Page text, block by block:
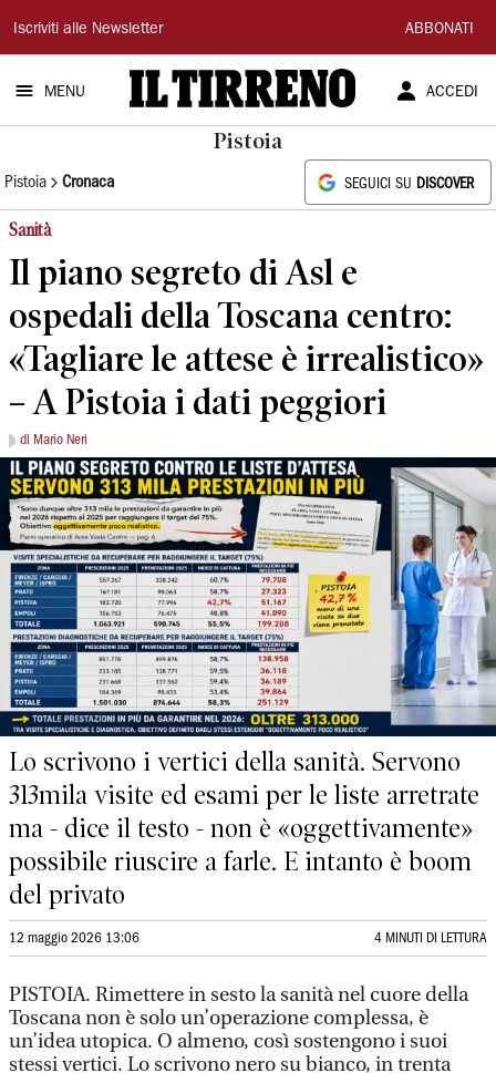
Il
Tirreno
Iscriviti alle Newsletter ABBONATI
MENU ACCEDI
Pistoia
Pistoia Cronaca SEGUICI SU DISCOVER
Sanità
Il piano segreto di Asl e
ospedali della Toscana centro:
«Tagliare le attese è irrealistico»
– A Pistoia i dati peggiori
di Mario Neri
Lo scrivono i vertici della sanità. Servono
313mila visite ed esami per le liste arretrate
ma - dice il testo - non è «oggettivamente»
possibile riuscire a farle. E intanto è boom
del privato
12 maggio 2026 13:06 4 MINUTI DI LETTURA
PISTOIA. Rimettere in sesto la sanità nel cuore della
Toscana non è solo un’operazione complessa, è
un’idea utopica. O almeno, così sostengono i suoi
stessi vertici. Lo scrivono nero su bianco, in trenta